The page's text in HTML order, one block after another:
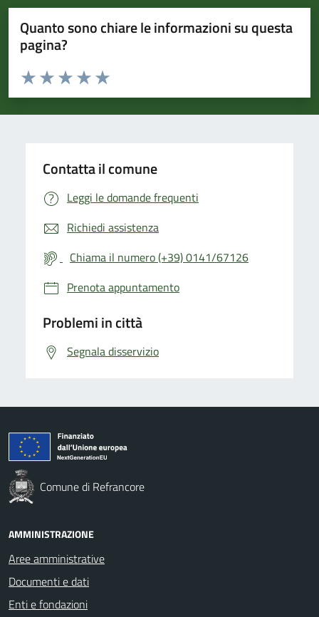
Quanto sono chiare le informazioni su questa
pagina?
Valuta da 1 a 5 stelle la pagina
Valuta 5 stelle su 5
Valuta 4 stelle su 5
Valuta 3 stelle su 5
Valuta 2 stelle su 5
Valuta 1 stelle su 5
Contatta il comune
Leggi le domande frequenti
Richiedi assistenza
Chiama il numero (+39) 0141/67126
Prenota appuntamento
Problemi in città
Segnala disservizio
Comune di Refrancore
AMMINISTRAZIONE
Aree amministrative
Documenti e dati
Enti e fondazioni